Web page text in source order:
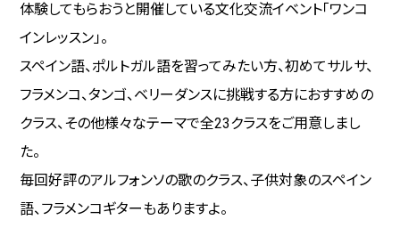
体験してもらおうと開催している文化交流イベント「ワンコ
インレッスン」。
スペイン語、ポルトガル語を習ってみたい方、初めてサルサ、
フラメンコ、タンゴ、ベリーダンスに挑戦する方におすすめの
クラス、その他様々なテーマで全23クラスをご用意しまし
た。
毎回好評のアルフォンソの歌のクラス、子供対象のスペイン
語、フラメンコギターもありますよ。